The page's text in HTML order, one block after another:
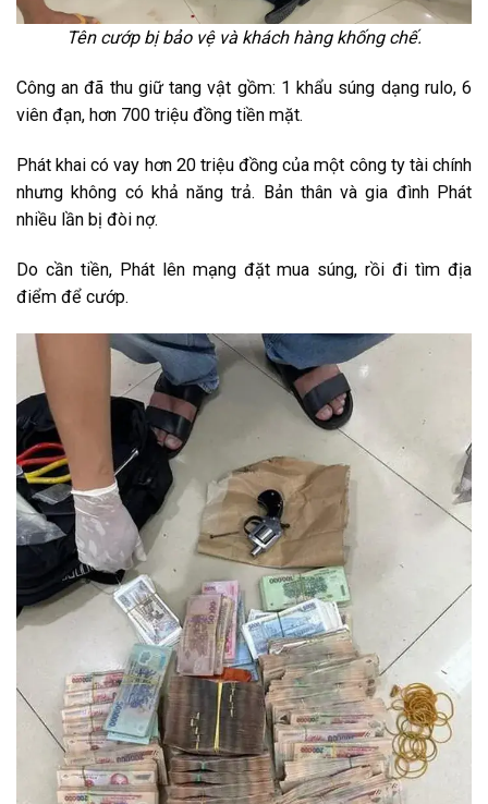
Tên cướp bị bảo vệ và khách hàng khống chế.
Công an đã thu giữ tang vật gồm: 1 khẩu súng dạng rulo, 6
viên đạn, hơn 700 triệu đồng tiền mặt.
Phát khai có vay hơn 20 triệu đồng của một công ty tài chính
nhưng không có khả năng trả. Bản thân và gia đình Phát
nhiều lần bị đòi nợ.
Do cần tiền, Phát lên mạng đặt mua súng, rồi đi tìm địa
điểm để cướp.